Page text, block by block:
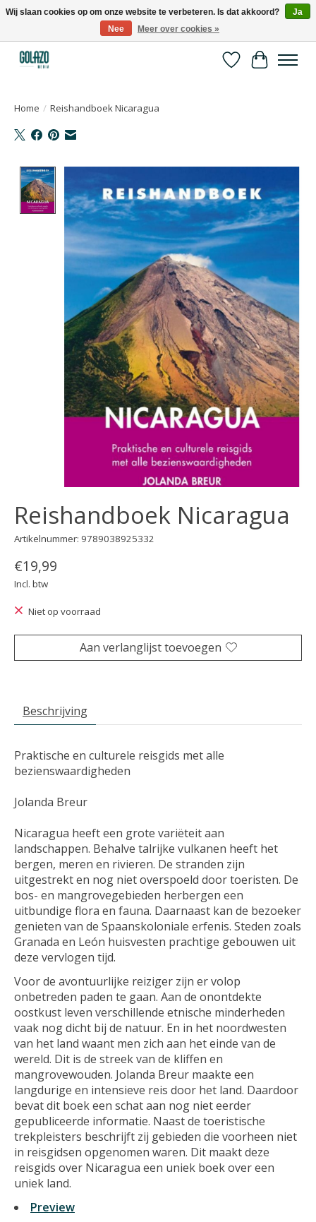
Kennispartner in sport, bewegen en gezondheid
Verlanglijst
Home / Reishandboek Nicaragua
Reishandboek Nicaragua
Artikelnummer: 9789038925332
€19,99
Incl. btw
Niet op voorraad
Aan verlanglijst toevoegen
Beschrijving
Praktische en culturele reisgids met alle
bezienswaardigheden
Jolanda Breur
Nicaragua heeft een grote variëteit aan
landschappen. Behalve talrijke vulkanen heeft het
bergen, meren en rivieren. De stranden zijn
uitgestrekt en nog niet overspoeld door toeristen. De
bos- en mangrovegebieden herbergen een
uitbundige flora en fauna. Daarnaast kan de bezoeker
genieten van de Spaanskoloniale erfenis. Steden zoals
Granada en León huisvesten prachtige gebouwen uit
deze vervlogen tijd.
Voor de avontuurlijke reiziger zijn er volop
onbetreden paden te gaan. Aan de onontdekte
oostkust leven verschillende etnische minderheden
vaak nog dicht bij de natuur. En in het noordwesten
van het land waant men zich aan het einde van de
wereld. Dit is de streek van de kliffen en
mangrovewouden. Jolanda Breur maakte een
langdurige en intensieve reis door het land. Daardoor
bevat dit boek een schat aan nog niet eerder
gepubliceerde informatie. Naast de toeristische
trekpleisters beschrijft zij gebieden die voorheen niet
in reisgidsen opgenomen waren. Dit maakt deze
reisgids over Nicaragua een uniek boek over een
uniek land.
Preview
Wij slaan cookies op om onze website te verbeteren. Is dat akkoord?
Ja
Nee
Meer over cookies »